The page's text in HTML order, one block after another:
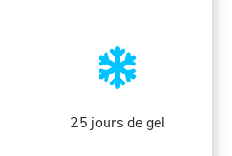
25 jours de gel